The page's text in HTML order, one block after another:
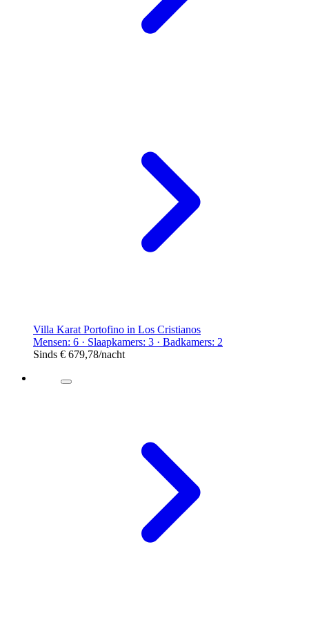
Villa Karat Portofino in Los Cristianos
Mensen: 6 · Slaapkamers: 3 · Badkamers: 2
Sinds € 679,78/nacht